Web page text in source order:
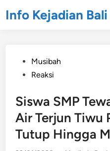
toInfo Kejadian Bali
PostedMusibah
Reaksi
Siswa SMP
Air Terjun Tiwu
Tutup Hingga